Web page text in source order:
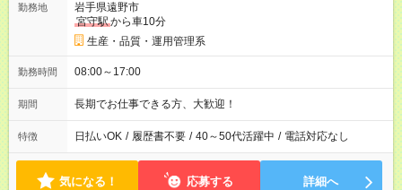
勤務地
岩手県遠野市
宮守駅から車10分
生産・品質・運用管理系
勤務時間 08:00～17:00
期間 長期でお仕事できる方、大歓迎！
特徴 日払いOK / 履歴書不要 / 40～50代活躍中 / 電話対応なし
気になる！ 応募する 詳細へ